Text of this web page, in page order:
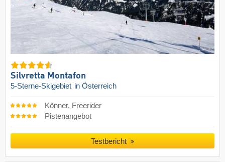
Silvretta Montafon
5-Sterne-Skigebiet in Österreich
Könner, Freerider
Pistenangebot
Testbericht